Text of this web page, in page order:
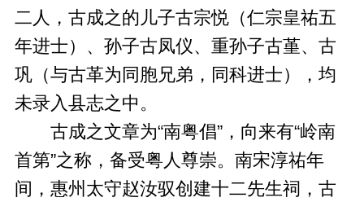
二人，古成之的儿子古宗悦（仁宗皇祐五
年进士）、孙子古凤仪、重孙子古堇、古
巩（与古革为同胞兄弟，同科进士），均
未录入县志之中。
古成之文章为“南粤倡”，向来有“岭南
首第”之称，备受粤人尊崇。南宋淳祐年
间，惠州太守赵汝驭创建十二先生祠，古